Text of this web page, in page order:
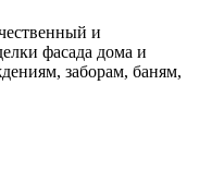
и
фасада дома и
заборам, баням,